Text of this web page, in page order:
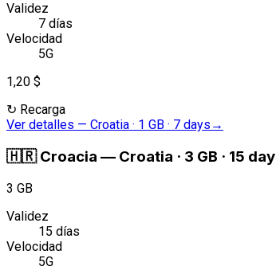
Validez
7 días
Velocidad
5G
1,20 $
↻ Recarga
Ver detalles — Croatia · 1 GB · 7 days →
🇭🇷 Croacia — Croatia · 3 GB · 15
3 GB
Validez
15 días
Velocidad
5G